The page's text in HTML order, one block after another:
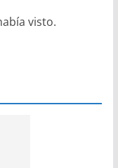
visto.